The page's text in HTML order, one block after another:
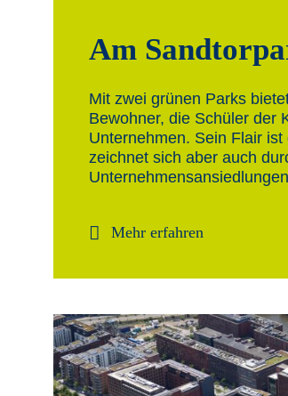
Am
Mit zwei grünen Parks
Bewohner, die Schüler der
Unternehmen. Sein Flair
zeichnet sich aber auch
Mehr erfahren